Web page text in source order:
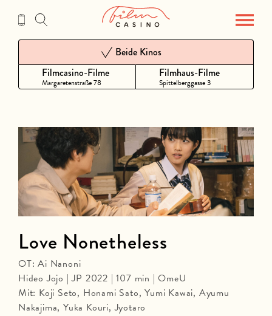
Inhalt
Filmcasino-Filme
Margaretenstraße 78
Beide Kinos
Filmhaus-Filme
Spittelberggasse 3
Love Nonetheless
OT: Ai Nanoni
Hideo Jojo | JP 2022 | 107 min | OmeU
Mit: Koji Seto, Honami Sato, Yumi Kawai, Ayumu
Nakajima, Yuka Kouri, Jyotaro